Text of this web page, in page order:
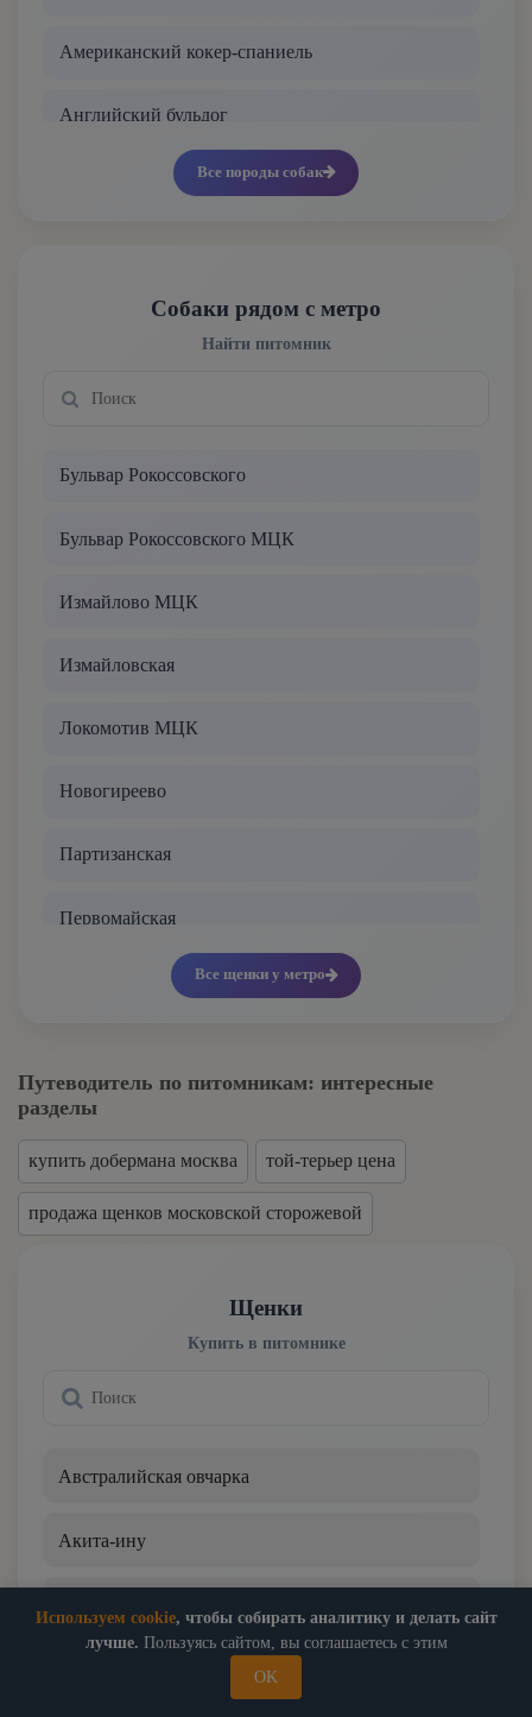
Щенки
Купить в питомнике
Австралийская овчарка
Акита-ину
Американский кокер-спаниель
Английский бульдог
Английский кокер-спаниель
Английский сеттер
Бергамская овчарка
Бигль
Бриар
Брюссельский гриффон
Все породы собак
Собаки рядом с метро
Найти питомник
Бульвар Рокоссовского
Бульвар Рокоссовского МЦК
Измайлово МЦК
Измайловская
Локомотив МЦК
Новогиреево
Партизанская
Первомайская
Сокольники
Черкизовская
Шоссе Энтузиастов МЦК
Все щенки у метро
Путеводитель по питомникам: интересные
разделы
купить добермана москва той-терьер цена
продажа щенков московской сторожевой
Используем cookie, чтобы собирать аналитику и делать сайт
лучше. Пользуясь сайтом, вы соглашаетесь с этим
OK